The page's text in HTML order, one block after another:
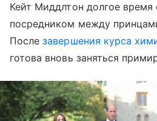
Кейт Миддлтон долгое время
посредником между
Послезавершения курса
готова вновь заняться